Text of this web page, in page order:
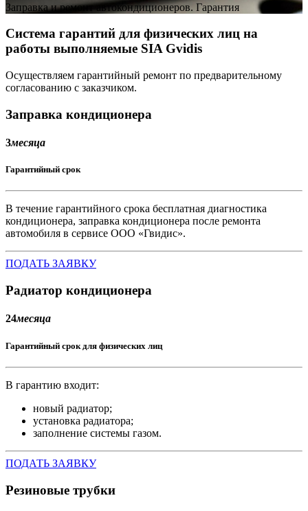
Заправка и ремонт автокондиционеров. Гарантия
Система гарантий для физических лиц на
работы выполняемые SIA Gvidis
Осуществляем гарантийный ремонт по предварительному
согласованию с заказчиком.
Заправка кондиционера
3месяца
Гарантийный срок
В течение гарантийного срока бесплатная диагностика
кондиционера, заправка кондиционера после ремонта
автомобиля в сервисе ООО «Гвидис».
ПОДАТЬ ЗАЯВКУ
Радиатор кондиционера
24месяца
Гарантийный срок для физических лиц
В гарантию входит:
новый радиатор;
установка радиатора;
заполнение системы газом.
ПОДАТЬ ЗАЯВКУ
Резиновые трубки